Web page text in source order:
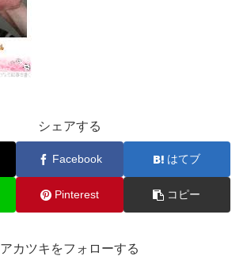
シェアする
Facebook はてブ
Pinterest コピー
アカツキをフォローする